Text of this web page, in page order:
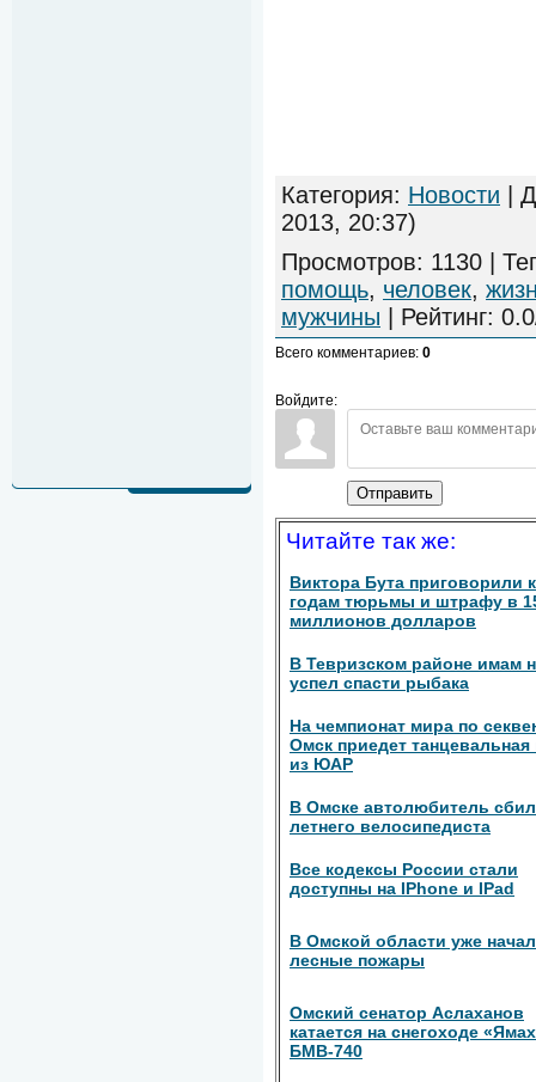
Категория: Новости |
2013, 20:37)
Просмотров: 1130 |
помощь, человек,
мужчины | Рейтинг: 0.0
Всего комментариев: 0
Войдите:
Отправить
Читайте так же:
Виктора Бута приговорили
годам тюрьмы и штрафу в
миллионов долларов
В Тевризском районе имам
успел спасти рыбака
На чемпионат мира по
Омск приедет танцевальная
из ЮАР
В Омске автолюбитель
летнего велосипедиста
Все кодексы России стали
доступны на IPhone и IPad
В Омской области уже
лесные пожары
Омский сенатор Аслаханов
катается на снегоходе
БМВ-740